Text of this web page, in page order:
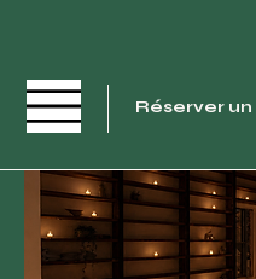
Réserver un